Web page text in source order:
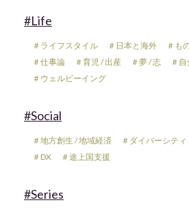
#Life
＃ライフスタイル ＃日本と海外 ＃も
＃仕事論
＃育児 / 出産 ＃夢 / 志
＃
＃ウェルビーイング
#Social
＃地方創生 / 地域経済 ＃ダイバーシティ
＃DX
＃途上国支援
#Series